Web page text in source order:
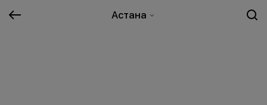
Астана